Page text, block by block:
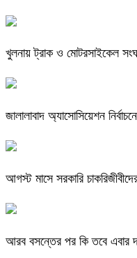
খুলনায় ট্রাক ও মোটরসাইকেল
জালালাবাদ অ্যাসোসিয়েশন
আগস্ট মাসে সরকারি
আরব বসন্তের পর কি তবে এবার